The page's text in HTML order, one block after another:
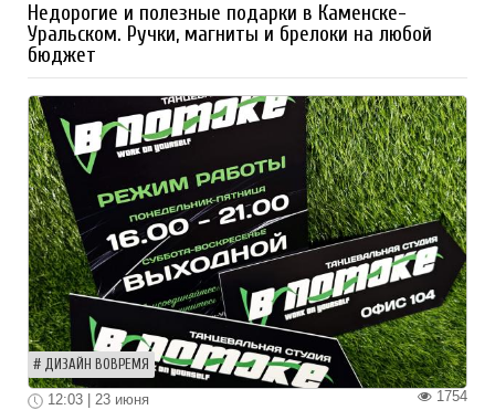
Недорогие и полезные подарки в Каменске-
Уральском. Ручки, магниты и брелоки на любой
бюджет
ДИЗАЙН ВОВРЕМЯ
1754
12:03 | 23 июня